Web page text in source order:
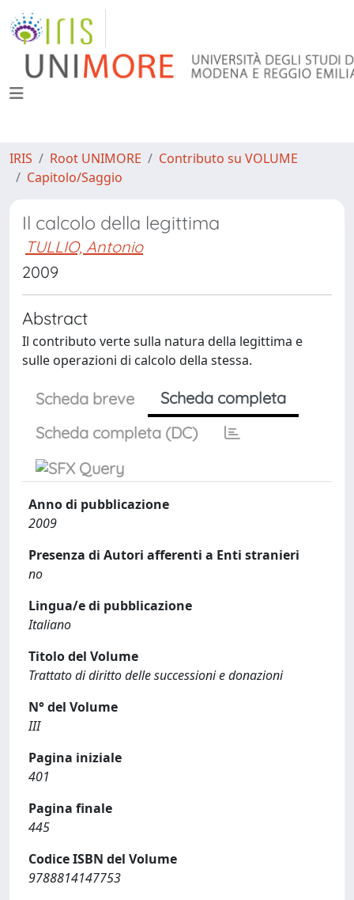
IRIS Root UNIMORE
Contributo su VOLUME
Capitolo/Saggio
Il calcolo della legittima
TULLIO, Antonio
2009
Abstract
Il contributo verte sulla natura della legittima e
sulle operazioni di calcolo della stessa.
Scheda breve
Scheda completa
Scheda completa (DC)
Anno di pubblicazione
2009
Presenza di Autori afferenti a Enti stranieri
no
Lingua/e di pubblicazione
Italiano
Titolo del Volume
Trattato di diritto delle successioni e donazioni
N° del Volume
III
Pagina iniziale
401
Pagina finale
445
Codice ISBN del Volume
9788814147753